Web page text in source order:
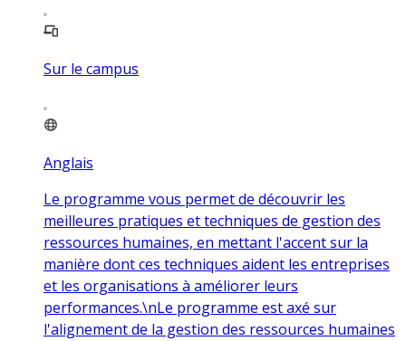
Sur le campus
Anglais
Le programme vous permet de découvrir les
meilleures pratiques et techniques de gestion des
ressources humaines, en mettant l'accent sur la
manière dont ces techniques aident les entreprises
et les organisations à améliorer leurs
performances.\nLe programme est axé sur
l'alignement de la gestion des ressources humaines